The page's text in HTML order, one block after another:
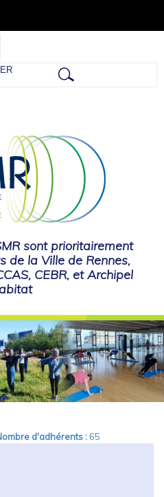
sont prioritairement
de la Ville de Rennes,
CEBR, et Archipel
d'adhérents : 65